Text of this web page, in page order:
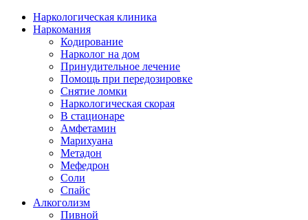
Наркологическая клиника
Наркомания
Кодирование
Нарколог на дом
Принудительное лечение
Помощь при передозировке
Снятие ломки
Наркологическая скорая
В стационаре
Амфетамин
Марихуана
Метадон
Мефедрон
Соли
Спайс
Алкоголизм
Пивной